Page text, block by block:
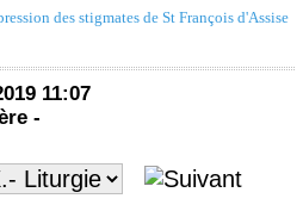
des stigmates de St François d'Assise
11:07
-